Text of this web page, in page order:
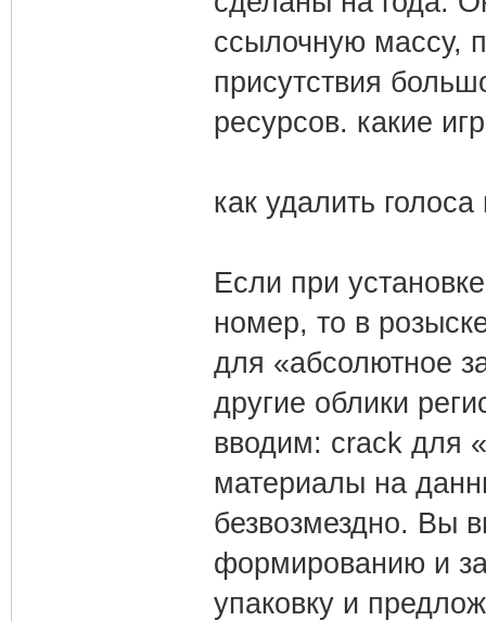
ссылочную массу,
присутствия
ресурсов. какие
как удалить голоса
Если при
номер, то в
для «абсолютное
другие облики
вводим: crack для
материалы на
безвозмездно. Вы
формированию и
упаковку и